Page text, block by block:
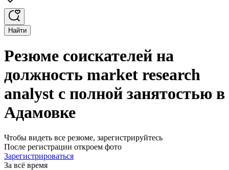
Найти
Резюме соискателей на
должность market research
analyst с полной занятостью в
Адамовке
Чтобы видеть все резюме, зарегистрируйтесь
После регистрации откроем фото
Зарегистрироваться
За всё время